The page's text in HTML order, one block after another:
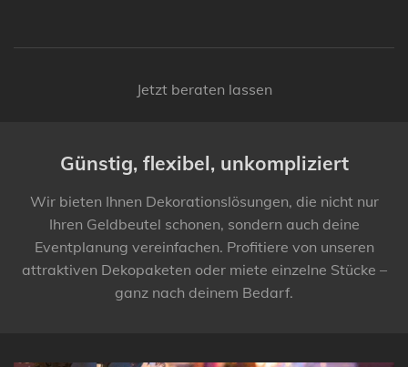
Jetzt beraten lassen
Günstig, flexibel, unkompliziert
Wir bieten Ihnen Dekorationslösungen, die nicht nur
Ihren Geldbeutel schonen, sondern auch deine
Eventplanung vereinfachen. Profitiere von unseren
attraktiven Dekopaketen oder miete einzelne Stücke –
ganz nach deinem Bedarf.